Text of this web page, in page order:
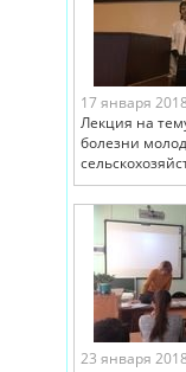
17 января
Лекция на
болезни
23 января